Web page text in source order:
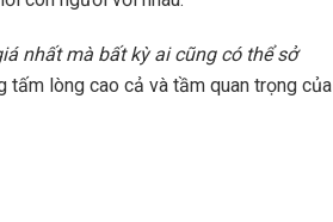
nhất mà bất kỳ ai cũng có thể sở
tấm lòng cao cả và tầm quan trọng của